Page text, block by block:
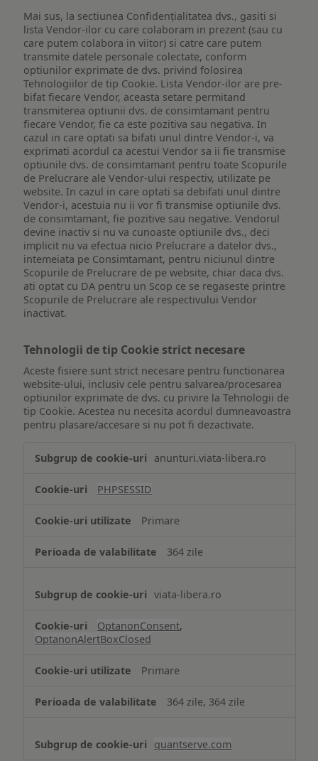
Mai sus, la sectiunea Confidențialitatea dvs., gasiti si
lista Vendor-ilor cu care colaboram in prezent (sau cu
care putem colabora in viitor) si catre care putem
transmite datele personale colectate, conform
optiunilor exprimate de dvs. privind folosirea
Tehnologiilor de tip Cookie. Lista Vendor-ilor are pre-
bifat fiecare Vendor, aceasta setare permitand
transmiterea optiunii dvs. de consimtamant pentru
fiecare Vendor, fie ca este pozitiva sau negativa. In
cazul in care optati sa bifati unul dintre Vendor-i, va
exprimati acordul ca acestui Vendor sa ii fie transmise
optiunile dvs. de consimtamant pentru toate Scopurile
de Prelucrare ale Vendor-ului respectiv, utilizate pe
website. In cazul in care optati sa debifati unul dintre
Vendor-i, acestuia nu ii vor fi transmise optiunile dvs.
de consimtamant, fie pozitive sau negative. Vendorul
devine inactiv si nu va cunoaste optiunile dvs., deci
implicit nu va efectua nicio Prelucrare a datelor dvs.,
intemeiata pe Consimtamant, pentru niciunul dintre
Scopurile de Prelucrare de pe website, chiar daca dvs.
ati optat cu DA pentru un Scop ce se regaseste printre
Scopurile de Prelucrare ale respectivului Vendor
inactivat.
Tehnologii de tip Cookie strict necesare
Aceste fisiere sunt strict necesare pentru functionarea
website-ului, inclusiv cele pentru salvarea/procesarea
optiunilor exprimate de dvs. cu privire la Tehnologii de
tip Cookie. Acestea nu necesita acordul dumneavoastra
pentru plasare/accesare si nu pot fi dezactivate.
de
Cookie
necesare
anunturi.viata-libera.ro
PHPSESSID
Primare
364 zile
viata-libera.ro
OptanonConsent,
OptanonAlertBoxClosed
Primare
364 zile, 364 zile
quantserve.com